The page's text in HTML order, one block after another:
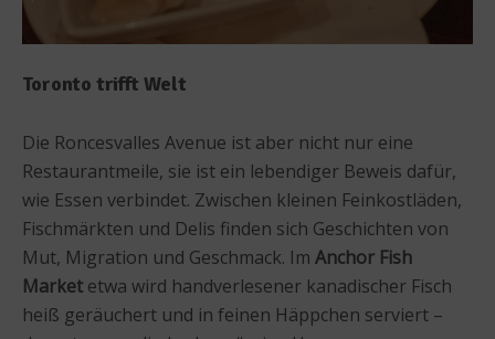
Toronto trifft Welt
Die Roncesvalles Avenue ist aber nicht nur eine
Restaurantmeile, sie ist ein lebendiger Beweis dafür,
wie Essen verbindet. Zwischen kleinen Feinkostläden,
Fischmärkten und Delis finden sich Geschichten von
Mut, Migration und Geschmack. Im Anchor Fish
Market etwa wird handverlesener kanadischer Fisch
heiß geräuchert und in feinen Häppchen serviert –